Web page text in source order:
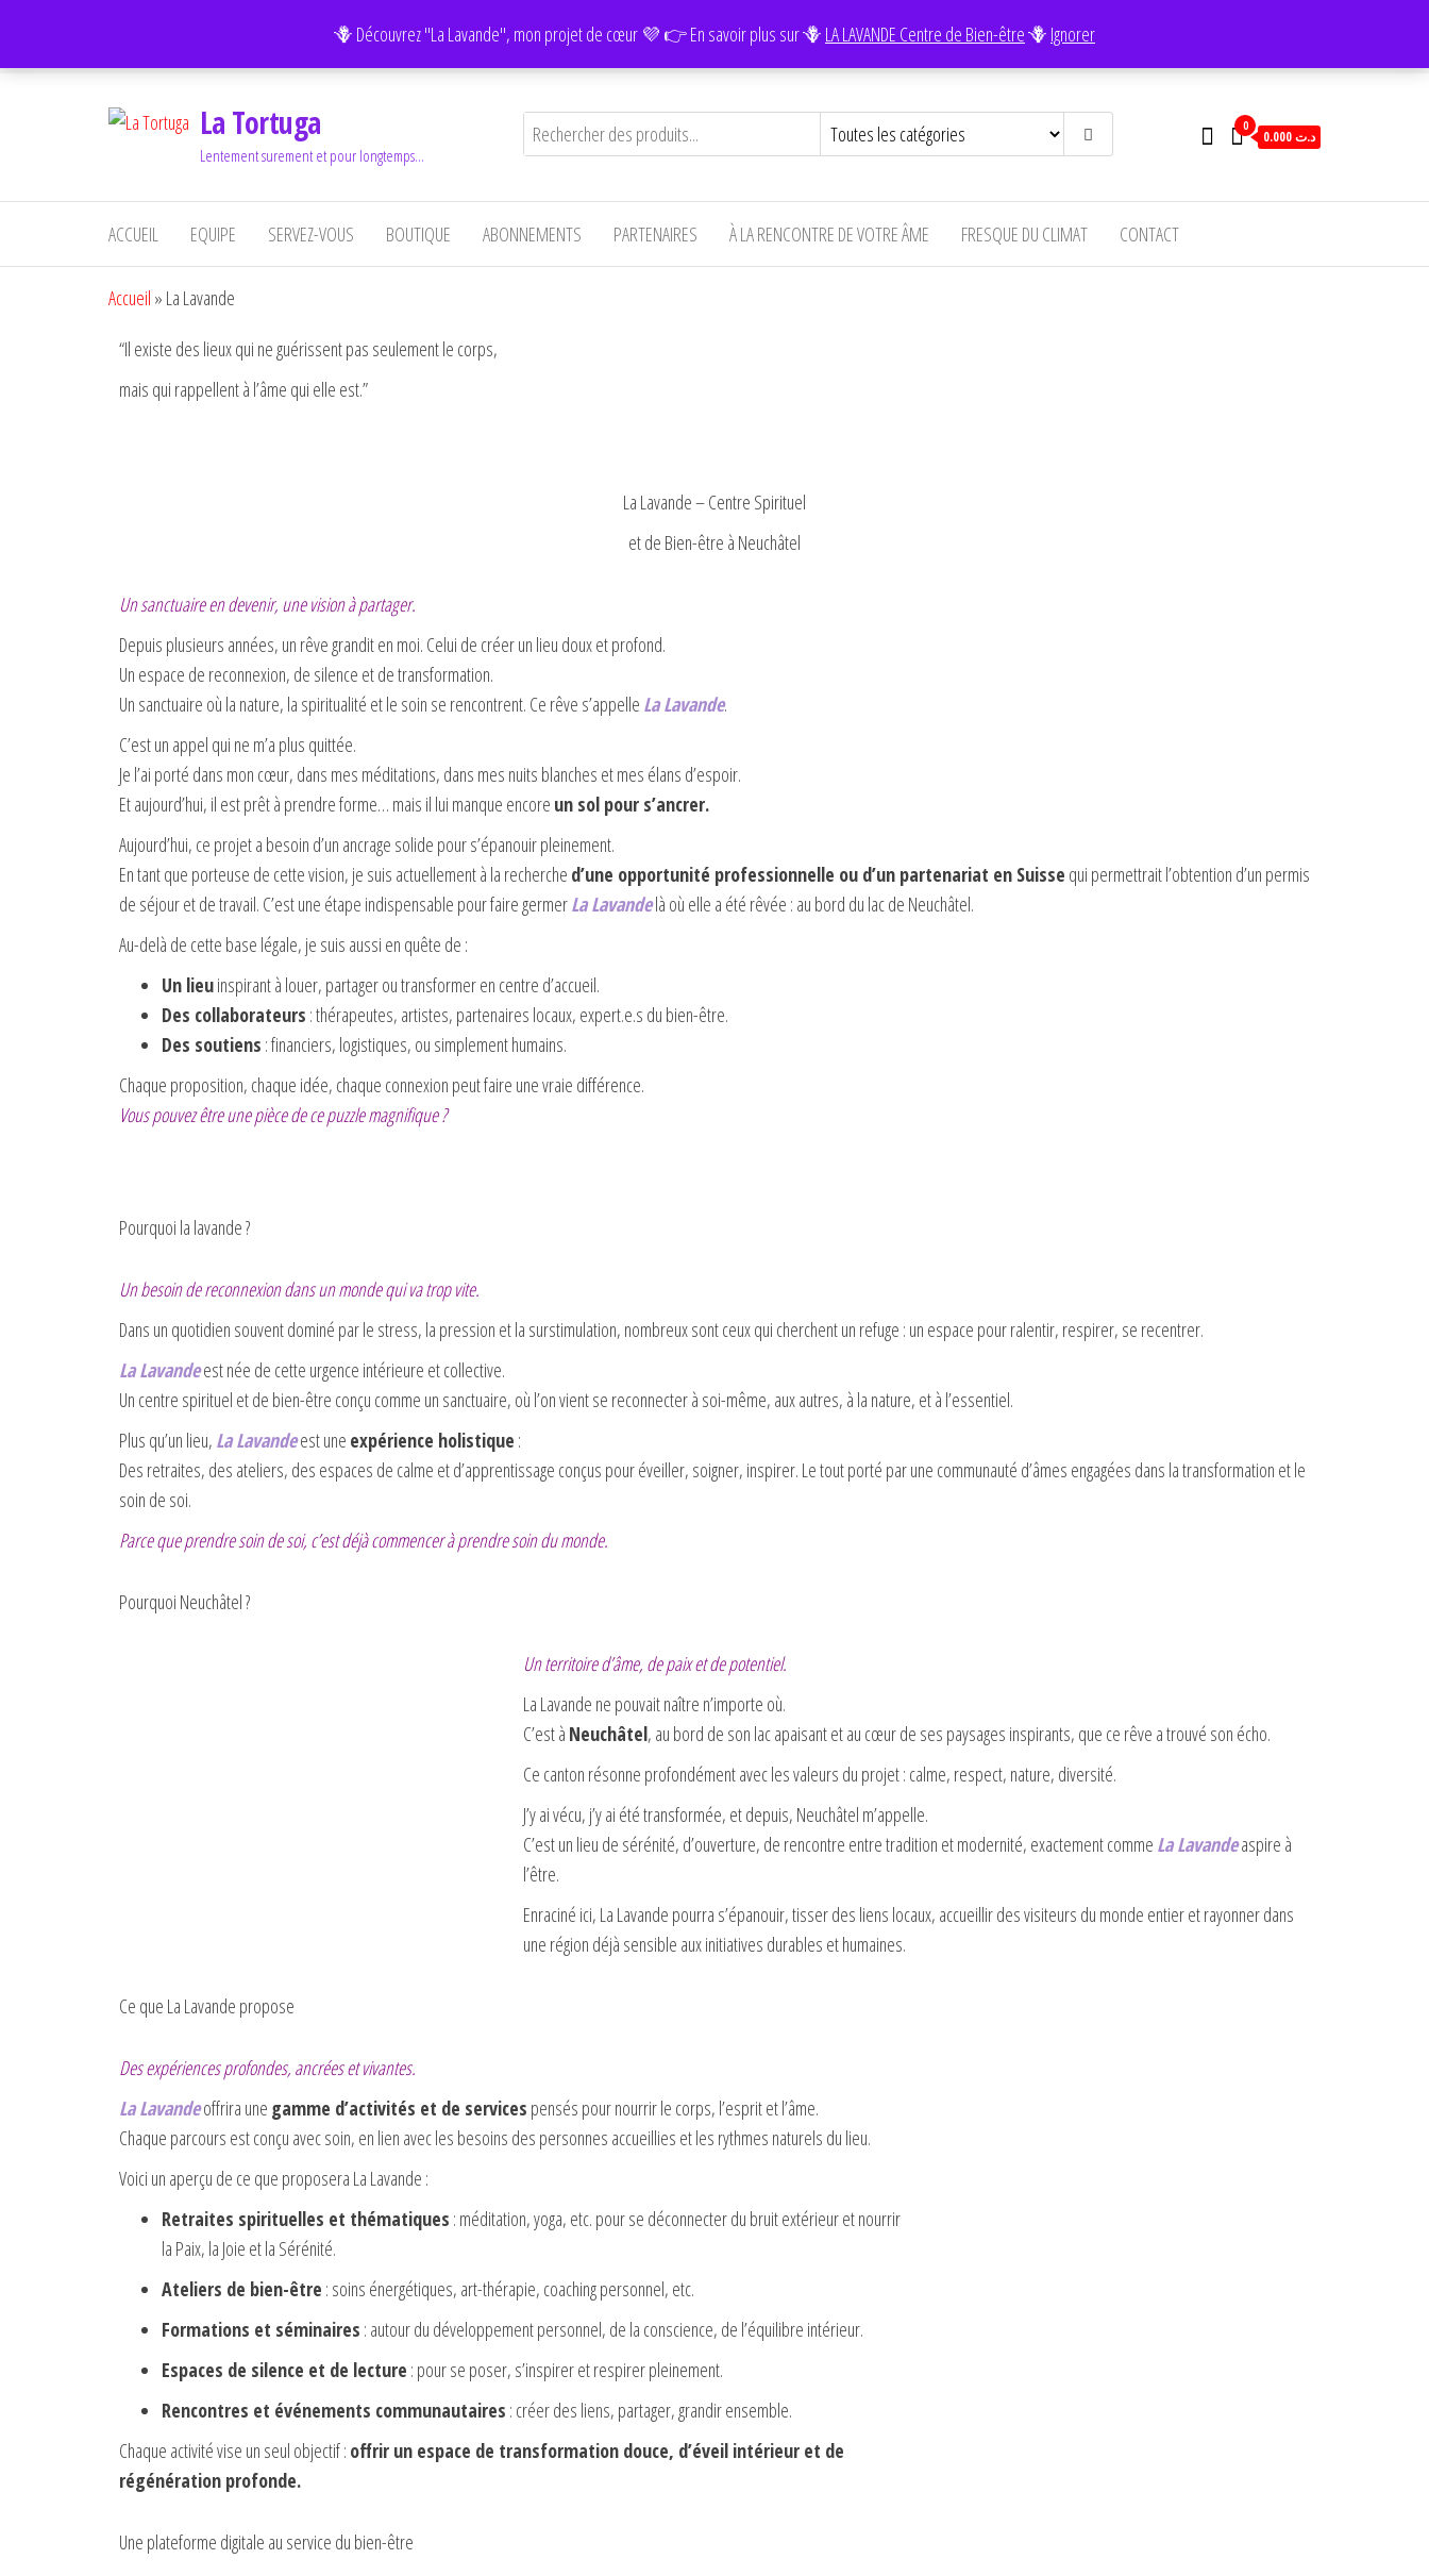
🪻 Découvrez "La Lavande", mon projet de cœur 💜 👉 En savoir plus sur 🪻 LA LAVANDE Centre de Bien-être🪻 Ignorer
La Tortuga
Lentement surement et pour longtemps…
0
0.000 د.ت
ACCUEIL EQUIPE SERVEZ-VOUS BOUTIQUE ABONNEMENTS PARTENAIRES À LA RENCONTRE DE VOTRE ÂME FRESQUE DU CLIMAT CONTACT
Accueil » La Lavande
“Il existe des lieux qui ne guérissent pas seulement le corps,
mais qui rappellent à l’âme qui elle est.”
La Lavande – Centre Spirituel
et de Bien-être à Neuchâtel
Un sanctuaire en devenir, une vision à partager.
Depuis plusieurs années, un rêve grandit en moi. Celui de créer un lieu doux et profond.
Un espace de reconnexion, de silence et de transformation.
Un sanctuaire où la nature, la spiritualité et le soin se rencontrent. Ce rêve s’appelle La Lavande.
C’est un appel qui ne m’a plus quittée.
Je l’ai porté dans mon cœur, dans mes méditations, dans mes nuits blanches et mes élans d’espoir.
Et aujourd’hui, il est prêt à prendre forme… mais il lui manque encore un sol pour s’ancrer.
Aujourd’hui, ce projet a besoin d’un ancrage solide pour s’épanouir pleinement.
En tant que porteuse de cette vision, je suis actuellement à la recherche d’une opportunité professionnelle ou d’un partenariat en Suisse qui permettrait l’obtention d’un permis
de séjour et de travail. C’est une étape indispensable pour faire germerLa Lavandelà où elle a été rêvée : au bord du lac de Neuchâtel.
Au-delà de cette base légale, je suis aussi en quête de :
Un lieuinspirant à louer, partager ou transformer en centre d’accueil.
Des collaborateurs : thérapeutes, artistes, partenaires locaux, expert.e.s du bien-être.
Des soutiens : financiers, logistiques, ou simplement humains.
Chaque proposition, chaque idée, chaque connexion peut faire une vraie différence.
Vous pouvez être une pièce de ce puzzle magnifique ?
Pourquoi la lavande ?
Un besoin de reconnexion dans un monde qui va trop vite.
Dans un quotidien souvent dominé par le stress, la pression et la surstimulation, nombreux sont ceux qui cherchent un refuge : un espace pour ralentir, respirer, se recentrer.
La Lavandeest née de cette urgence intérieure et collective.
Un centre spirituel et de bien-être conçu comme un sanctuaire, où l’on vient se reconnecter à soi-même, aux autres, à la nature, et à l’essentiel.
Plus qu’un lieu, La Lavandeest une expérience holistique :
Des retraites, des ateliers, des espaces de calme et d’apprentissage conçus pour éveiller, soigner, inspirer. Le tout porté par une communauté d’âmes engagées dans la transformation et le
soin de soi.
Parce que prendre soin de soi, c’est déjà commencer à prendre soin du monde.
Pourquoi Neuchâtel ?
Un territoire d’âme, de paix et de potentiel.
La Lavande ne pouvait naître n’importe où.
C’est à Neuchâtel, au bord de son lac apaisant et au cœur de ses paysages inspirants, que ce rêve a trouvé son écho.
Ce canton résonne profondément avec les valeurs du projet : calme, respect, nature, diversité.
J’y ai vécu, j’y ai été transformée, et depuis, Neuchâtel m’appelle.
C’est un lieu de sérénité, d’ouverture, de rencontre entre tradition et modernité, exactement comme La Lavandeaspire à
l’être.
Enraciné ici, La Lavande pourra s’épanouir, tisser des liens locaux, accueillir des visiteurs du monde entier et rayonner dans
une région déjà sensible aux initiatives durables et humaines.
Ce que La Lavande propose
Des expériences profondes, ancrées et vivantes.
La Lavandeoffrira une gamme d’activités et de services pensés pour nourrir le corps, l’esprit et l’âme.
Chaque parcours est conçu avec soin, en lien avec les besoins des personnes accueillies et les rythmes naturels du lieu.
Voici un aperçu de ce que proposera La Lavande :
Retraites spirituelles et thématiques : méditation, yoga, etc. pour se déconnecter du bruit extérieur et nourrir
la Paix, la Joie et la Sérénité.
Ateliers de bien-être : soins énergétiques, art-thérapie, coaching personnel, etc.
Formations et séminaires : autour du développement personnel, de la conscience, de l’équilibre intérieur.
Espaces de silence et de lecture : pour se poser, s’inspirer et respirer pleinement.
Rencontres et événements communautaires : créer des liens, partager, grandir ensemble.
Chaque activité vise un seul objectif : offrir un espace de transformation douce, d’éveil intérieur et de
régénération profonde.
Une plateforme digitale au service du bien-être